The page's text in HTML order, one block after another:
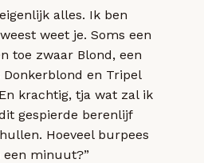
alles. Ik ben
weet je. Soms een
toe zwaar Blond, een
en Tripel
krachtig, tja wat zal ik
gespierde berenlijf
Hoeveel burpees
een minuut?”